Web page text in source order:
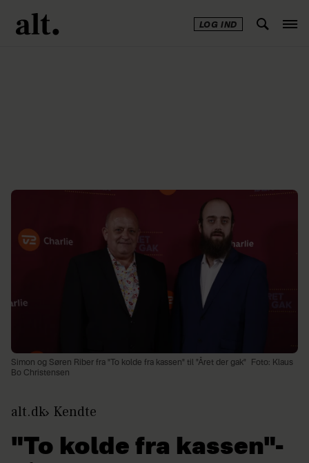
LOG IND
Simon og Søren Riber fra "To kolde fra kassen" til "Året der gak"
Foto: Klaus
Bo Christensen
alt.dk Kendte
"To kolde fra kassen"-